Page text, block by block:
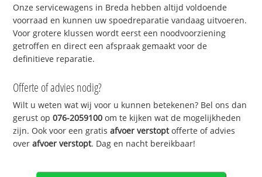
Onze servicewagens in Breda hebben altijd voldoende
voorraad en kunnen uw spoedreparatie vandaag uitvoeren.
Voor grotere klussen wordt eerst een noodvoorziening
getroffen en direct een afspraak gemaakt voor de
definitieve reparatie.
Offerte of advies nodig?
Wilt u weten wat wij voor u kunnen betekenen? Bel ons dan
gerust op076-2059100 om te kijken wat de mogelijkheden
zijn. Ook voor een gratisafvoer verstoptofferte of advies
overafvoer verstopt. Dag en nacht bereikbaar!